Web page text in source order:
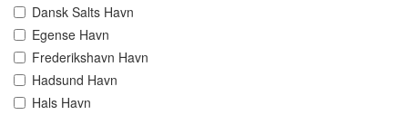
Dansk Salts Havn
Egense Havn
Frederikshavn Havn
Hadsund Havn
Hals Havn